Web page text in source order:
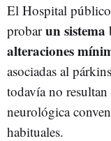
El Hospital
probarun sistema
alteraciones
asociadas al
todavía no
neurológica
habituales.